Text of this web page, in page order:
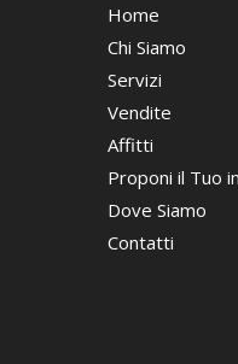
Home
Chi Siamo
Servizi
Vendite
Affitti
Proponi il Tuo
Dove Siamo
Contatti